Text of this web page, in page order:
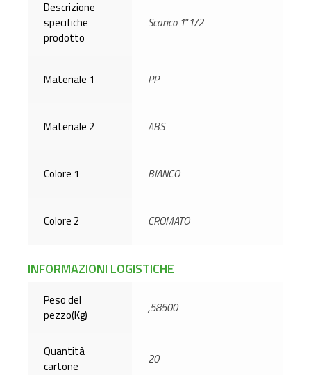
Descrizione
specifiche
prodotto
Scarico 1″1/2
Materiale 1 PP
Materiale 2 ABS
Colore 1 BIANCO
Colore 2 CROMATO
INFORMAZIONI LOGISTICHE
Peso del
pezzo(Kg)
,58500
Quantità
cartone
20